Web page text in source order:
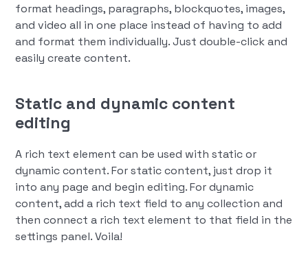
format headings, paragraphs, blockquotes, images,
and video all in one place instead of having to add
and format them individually. Just double-click and
easily create content.
Static and dynamic content
editing
A rich text element can be used with static or
dynamic content. For static content, just drop it
into any page and begin editing. For dynamic
content, add a rich text field to any collection and
then connect a rich text element to that field in the
settings panel. Voila!